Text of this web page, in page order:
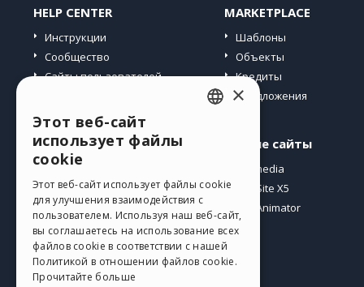
HELP CENTER
Инструкции
Сообщество
Сайты пользователей
MARKETPLACE
Шаблоны
Объекты
Кредиты
Предложения
Профиль
Мои посты
Мои лицензии
Загрузить
Веб-хостинг
Мои кредиты
Другие сайты
Incomedia
WebSite X5
WebAnimator
GERMAN
SPANISH
PORTUGUESE
POLISH
×
Этот веб-сайт
использует файлы
cookie
Этот веб-сайт использует файлы cookie
для улучшения взаимодействия с
пользователем. Используя наш веб-сайт,
вы соглашаетесь на использование всех
файлов cookie в соответствии с нашей
Политикой в ​​отношении файлов cookie.
Прочитайте больше